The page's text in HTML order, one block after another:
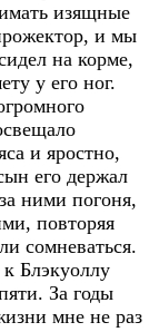
изящные
и мы
на корме,
у его ног.
и яростно,
его держал
ними погоня,
повторяя
сомневаться.
Блэкуоллу
За годы
мне не раз